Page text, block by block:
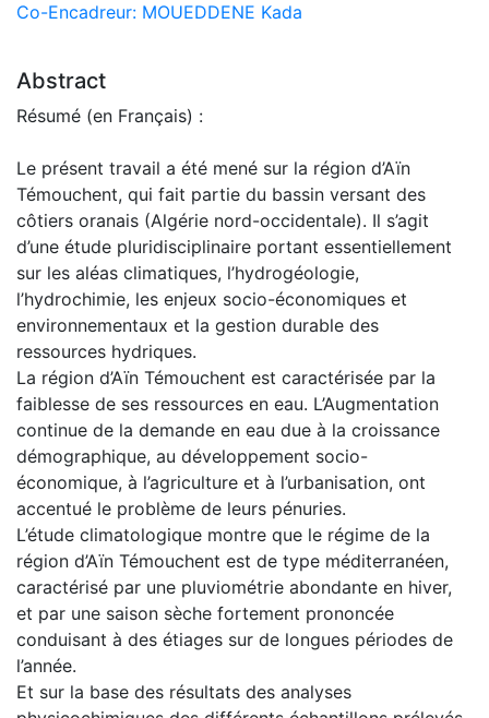
Co-Encadreur: MOUEDDENE Kada
Abstract
Résumé (en Français) :
Le présent travail a été mené sur la région d’Aïn
Témouchent, qui fait partie du bassin versant des
côtiers oranais (Algérie nord-occidentale). Il s’agit
d’une étude pluridisciplinaire portant essentiellement
sur les aléas climatiques, l’hydrogéologie,
l’hydrochimie, les enjeux socio-économiques et
environnementaux et la gestion durable des
ressources hydriques.
La région d’Aïn Témouchent est caractérisée par la
faiblesse de ses ressources en eau. L’Augmentation
continue de la demande en eau due à la croissance
démographique, au développement socio-
économique, à l’agriculture et à l’urbanisation, ont
accentué le problème de leurs pénuries.
L’étude climatologique montre que le régime de la
région d’Aïn Témouchent est de type méditerranéen,
caractérisé par une pluviométrie abondante en hiver,
et par une saison sèche fortement prononcée
conduisant à des étiages sur de longues périodes de
l’année.
Et sur la base des résultats des analyses